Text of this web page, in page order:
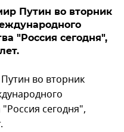
Путин во вторник
"Россия сегодня",
во вторник
сегодня",